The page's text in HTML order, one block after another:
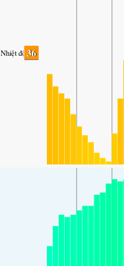
Nhiệt độ.36